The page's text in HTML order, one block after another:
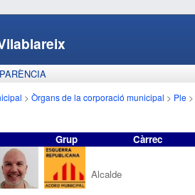
> Òrgans de la corporació municipal > Ple >
Grup Càrrec
Alcalde